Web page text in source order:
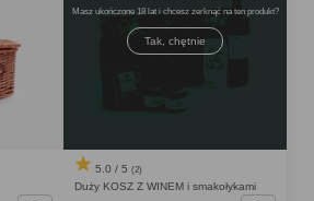
Masz ukończone 18 lat i chcesz zerknąć na ten produkt
Tak, chętnie
5.0 / 5 (2)
Duży KOSZ Z WINEM i smakołykami